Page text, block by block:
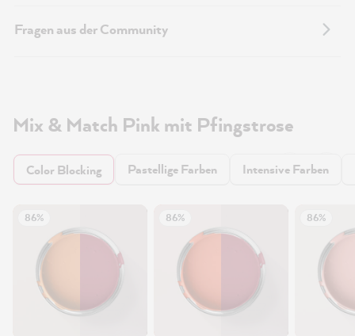
Fragen aus der Community
Mix & Match Pink mit Pfingstrose
Color Blocking Pastellige Farben Intensive Farben
86% 86% 86%